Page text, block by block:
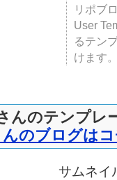
リポブ
User
るテン
けます
んのテンプレ
のブログは
サムネイ